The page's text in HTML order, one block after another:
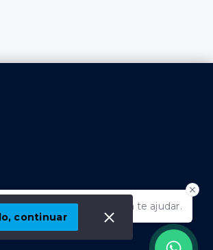
Estamos disponíveis para te ajudar.
continuar